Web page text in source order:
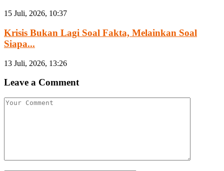
15 Juli, 2026, 10:37
Krisis Bukan Lagi Soal Fakta, Melainkan Soal
Siapa...
13 Juli, 2026, 13:26
Leave a Comment